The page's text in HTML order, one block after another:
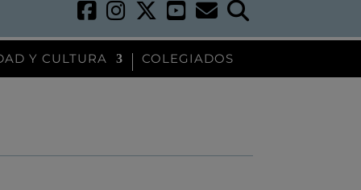
Y CULTURA COLEGIADOS